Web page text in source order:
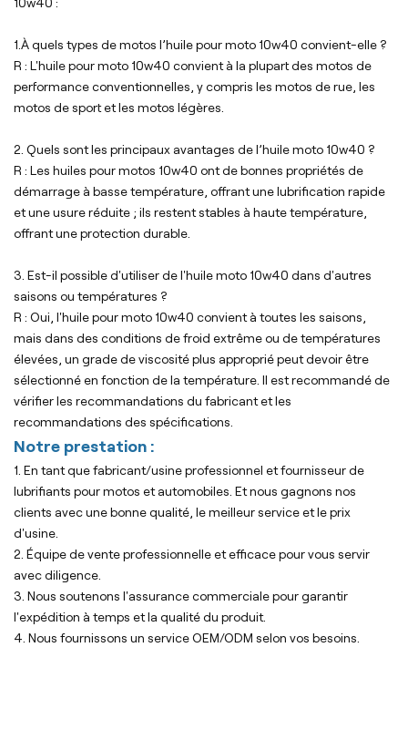
1.À quels types de motos l’huile pour moto 10w40 convient-elle ?
R : L'huile pour moto 10w40 convient à la plupart des motos de
performance conventionnelles, y compris les motos de rue, les
motos de sport et les motos légères.
2. Quels sont les principaux avantages de l’huile moto 10w40 ?
R : Les huiles pour motos 10w40 ont de bonnes propriétés de
démarrage à basse température, offrant une lubrification rapide
et une usure réduite ; ils restent stables à haute température,
offrant une protection durable.
3. Est-il possible d'utiliser de l'huile moto 10w40 dans d'autres
saisons ou températures ?
R : Oui, l'huile pour moto 10w40 convient à toutes les saisons,
mais dans des conditions de froid extrême ou de températures
élevées, un grade de viscosité plus approprié peut devoir être
sélectionné en fonction de la température. Il est recommandé de
vérifier les recommandations du fabricant et les
recommandations des spécifications.
Notre prestation :
1. En tant que fabricant/usine professionnel et fournisseur de
lubrifiants pour motos et automobiles. Et nous gagnons nos
clients avec une bonne qualité, le meilleur service et le prix
d'usine.
2. Équipe de vente professionnelle et efficace pour vous servir
avec diligence.
3. Nous soutenons l'assurance commerciale pour garantir
l'expédition à temps et la qualité du produit.
4. Nous fournissons un service OEM/ODM selon vos besoins.